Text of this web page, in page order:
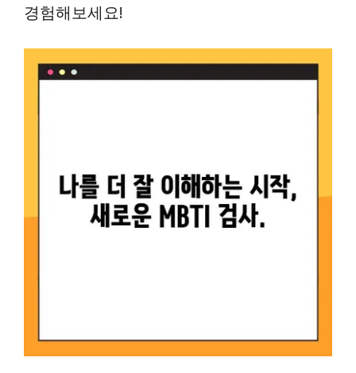
경험해보세요!